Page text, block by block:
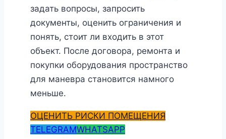
задать вопросы, запросить
документы, оценить ограничения и
понять, стоит ли входить в этот
объект. После договора, ремонта и
покупки оборудования пространство
для маневра становится намного
меньше.
ОЦЕНИТЬ РИСКИ ПОМЕЩЕНИЯ
TELEGRAMWHATSAPP